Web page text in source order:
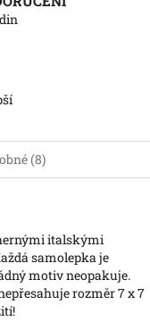
(8)
italskými
samolepka je
motiv neopakuje.
rozměr 7 x 7